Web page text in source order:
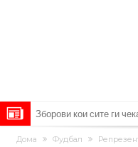
Зборови кои сите ги
Гризман
Реал Мадрид ја
Дома Фудбал